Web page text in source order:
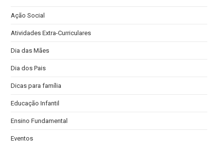
Ação Social
Atividades Extra-Curriculares
Dia das Mães
Dia dos Pais
Dicas para família
Educação Infantil
Ensino Fundamental
Eventos